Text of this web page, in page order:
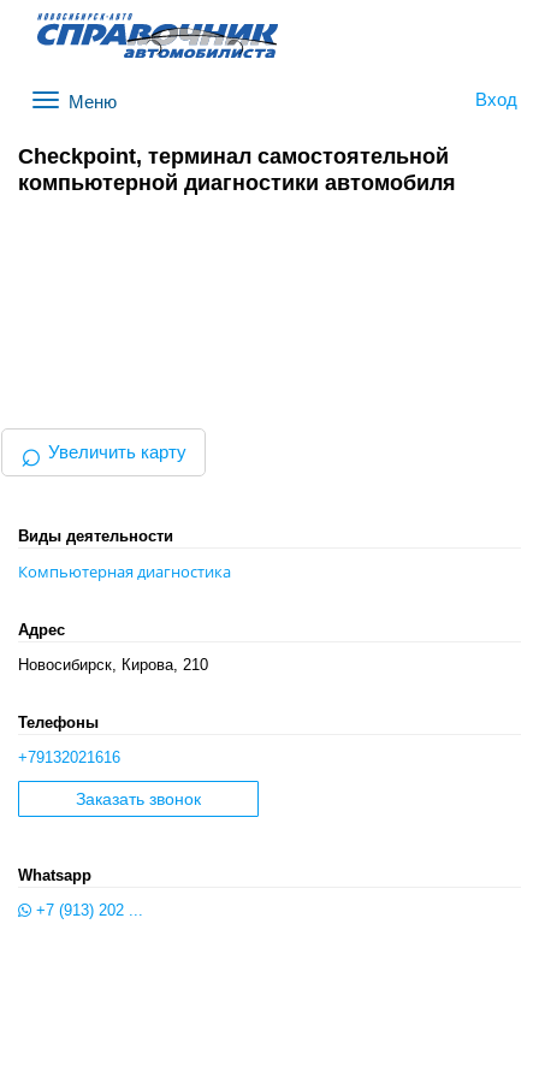
Вход
Checkpoint, терминал самостоятельной
компьютерной диагностики автомобиля
⌕ Увеличить карту
Виды деятельности
Компьютерная диагностика
Адрес
Новосибирск, Кирова, 210
Телефоны
+79132021616
Заказать звонок
Whatsapp
+7 (913) 202 ...